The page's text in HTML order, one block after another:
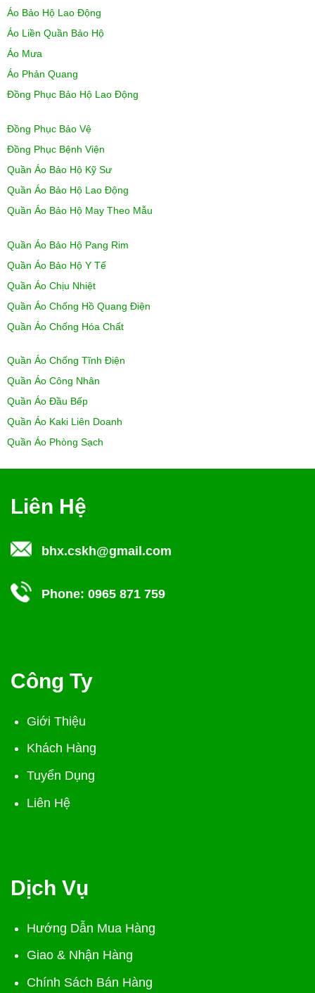
Áo Bảo Hộ Lao Động
Áo Liền Quần Bảo Hộ
Áo Mưa
Áo Phản Quang
Đồng Phục Bảo Hộ Lao Động
Đồng Phục Bảo Vệ
Đồng Phục Bệnh Viện
Quần Áo Bảo Hộ Kỹ Sư
Quần Áo Bảo Hộ Lao Động
Quần Áo Bảo Hộ May Theo Mẫu
Quần Áo Bảo Hộ Pang Rim
Quần Áo Bảo Hộ Y Tế
Quần Áo Chịu Nhiệt
Quần Áo Chống Hồ Quang Điện
Quần Áo Chống Hóa Chất
Quần Áo Chống Tĩnh Điện
Quần Áo Công Nhân
Quần Áo Đầu Bếp
Quần Áo Kaki Liên Doanh
Quần Áo Phòng Sạch
Liên Hệ
bhx.cskh@gmail.com
Phone: 0965 871 759
Công Ty
Giới Thiệu
Khách Hàng
Tuyển Dụng
Liên Hệ
Dịch Vụ
Hướng Dẫn Mua Hàng
Giao & Nhận Hàng
Chính Sách Bán Hàng